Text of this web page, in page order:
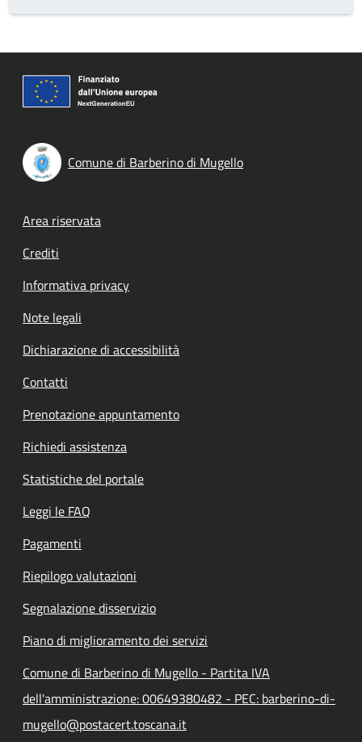
Comune di Barberino di Mugello
Footer menu
Area riservata
Crediti
Informativa privacy
Note legali
Dichiarazione di accessibilità
Contatti
Prenotazione appuntamento
Richiedi assistenza
Statistiche del portale
Leggi le FAQ
Pagamenti
Riepilogo valutazioni
Segnalazione disservizio
Piano di miglioramento dei servizi
Comune di Barberino di Mugello - Partita IVA
dell'amministrazione: 00649380482 - PEC: barberino-di-
mugello@postacert.toscana.it